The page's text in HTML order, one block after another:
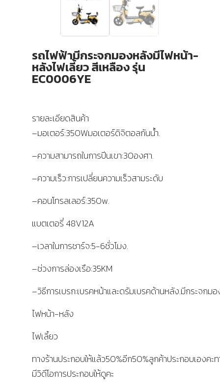
รถไฟฟ้ามีกระจกมองหลังมีไฟหน้า-
หลังไฟเลี้ยว สีเหลือง รุ่น
EC0006YE
รายละเอียดสินค้า
–มอเตอร์:350Wมอเตอร์ดิจิตอลกันน้ำ.
–ความสามารถในการปีนเขา:30องศา.
–ความเร็ว:การเปลี่ยนความเร็วสามระดับ
–คอนโทรลเลอร์:350w.
แบตเตอรี่ 48V12A
–เวลาในการชาร์จ:5-6ชั่วโมง.
–ช่วงการล่องเรือ:35KM
–วิธีการเบรก:เบรคหน้าและดรัมเบรคด้านหลัง.มีกระจกม
ไฟหน้า-หลัง
ไฟเลี้ยว
ทางร้านประกอบให้แล้ว50%อีก50%ลูกค้าประกอบเองคะ
มีวิดีโอการประกอบให้ดูคะ